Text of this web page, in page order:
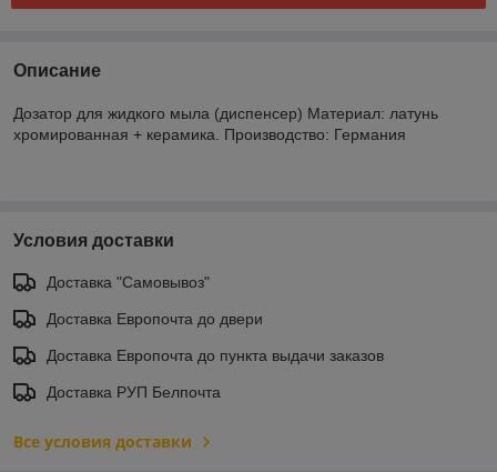
Описание
Дозатор для жидкого мыла (диспенсер) Материал: латунь
хромированная + керамика. Производство: Германия
Условия доставки
Доставка "Самовывоз"
Доставка Европочта до двери
Доставка Европочта до пункта выдачи заказов
Доставка РУП Белпочта
Все условия доставки